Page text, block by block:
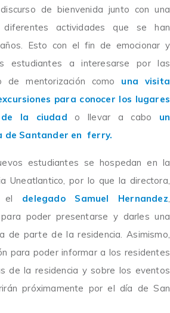
de bienvenida junto con una
actividades que se han
Esto con el fin de emocionar y
estudiantes a interesarse por las
de mentorización como una visita
para conocer los lugares
de la ciudad o llevar a cabo un
de Santander en ferry.
estudiantes se hospedan en la
Uneatlantico, por lo que la directora,
el delegado Samuel Hernandez,
poder presentarse y darles una
de parte de la residencia. Asimismo,
para poder informar a los residentes
de la residencia y sobre los eventos
próximamente por el día de San